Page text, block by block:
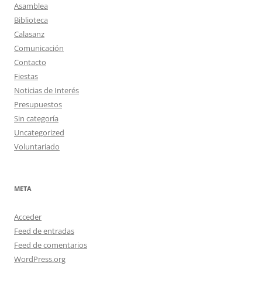
Asamblea
Biblioteca
Calasanz
Comunicación
Contacto
Fiestas
Noticias de Interés
Presupuestos
Sin categoría
Uncategorized
Voluntariado
META
Acceder
Feed de entradas
Feed de comentarios
WordPress.org